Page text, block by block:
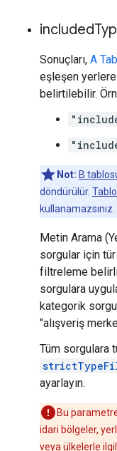
included
Sonuçları, A
eşleşen yerlere
belirtilebilir.
Not: B
döndürülür.
kullanamazsınız.
Metin Arama
sorgular için
filtreleme
sorgulara
kategorik
"alışveriş
Tüm sorgulara
ayarlayın.
Bu
idari bölgeler,
veya ülkelerle